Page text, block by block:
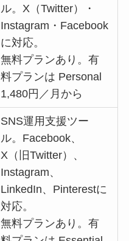
ル。X（Twitter）・
Instagram・Facebook
に対応。
無料プランあり。有
料プランは Personal
1,480円／月から
SNS運用支援ツー
ル。Facebook、
X（旧Twitter）、
Instagram、
LinkedIn、Pinterestに
対応。
無料プランあり。有